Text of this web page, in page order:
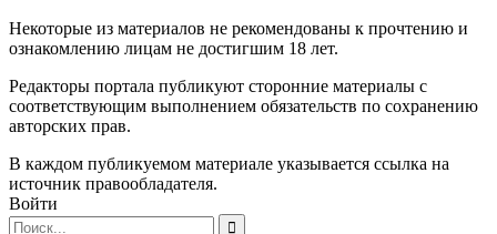
Некоторые из материалов не рекомендованы к прочтению и
ознакомлению лицам не достигшим 18 лет.
Редакторы портала публикуют сторонние материалы с
соответствующим выполнением обязательств по сохранению
авторских прав.
В каждом публикуемом материале указывается ссылка на
источник правообладателя.
Войти